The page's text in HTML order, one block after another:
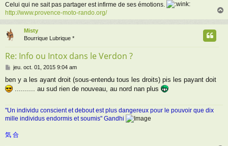
Celui qui ne sait pas partager est infirme de ses émotions.
http://www.provence-moto-rando.org/
Misty
Bourrique Lubrique *
Re: Info ou Intox dans le Verdon ?
M
s
s
e
jeu. oct. 01, 2015 9:04 am
ben y a les ayant droit (sous-entendu tous les droits) pis les payant doit
.......... au sud rien de nouveau, au nord nan plus
"Un individu conscient et debout est plus dangereux pour le pouvoir que dix
mille individus endormis et soumis" Gandhi
気 合